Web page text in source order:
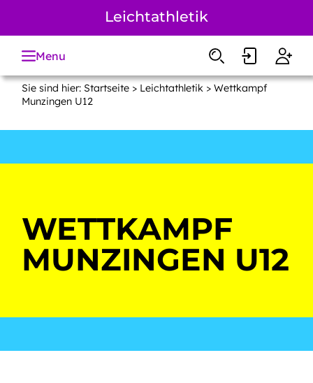
Leichtathletik
Menu
Sie sind hier: Startseite> Leichtathletik> Wettkampf
Munzingen U12
WETTKAMPF
MUNZINGEN U12